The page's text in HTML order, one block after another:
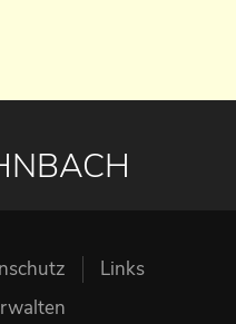
Links